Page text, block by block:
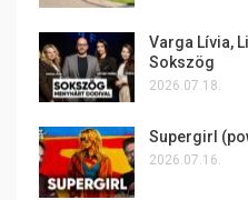
Varga Lívia,
Sokszög
2026.07.18.
Supergirl
2026.07.16.